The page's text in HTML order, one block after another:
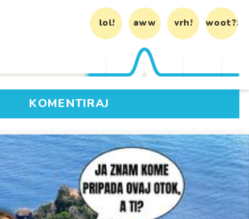
lol! aww vrh! woot?!
KOMENTIRAJ